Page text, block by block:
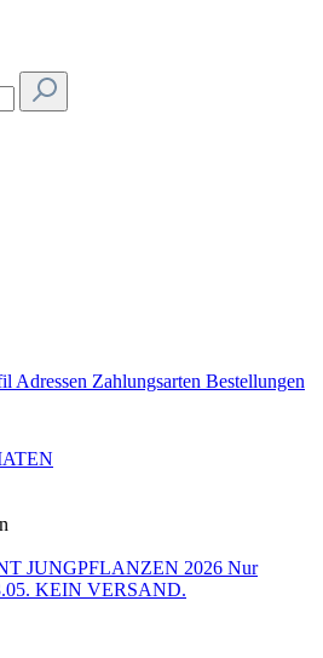
Adressen Zahlungsarten Bestellungen
JUNGPFLANZEN 2026 Nur
KEIN VERSAND.